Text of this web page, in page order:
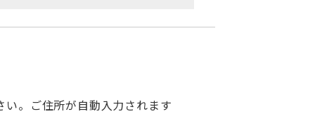
。ご住所が自動入力されます